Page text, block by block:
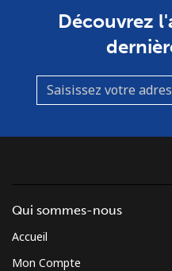
Découvrez
Qui sommes-nous
Accueil
Mon Compte